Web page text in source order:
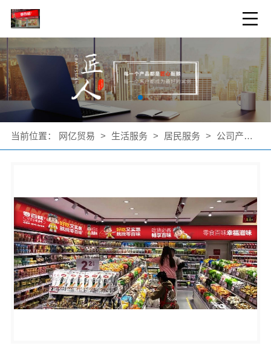
当前位置： 网亿贸易 > 生活服务 > 居民服务 > 公司产品